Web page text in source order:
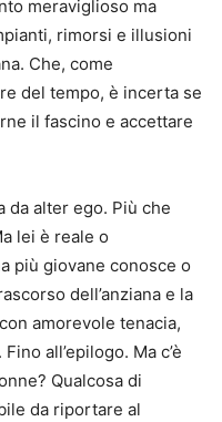
meraviglioso ma
rimorsi e illusioni
Che, come
del tempo, è incerta se
il fascino e accettare
da alter ego. Più che
lei è reale o
più giovane conosce o
dell’anziana e la
amorevole tenacia,
all’epilogo. Ma c’è
Qualcosa di
da riportare al